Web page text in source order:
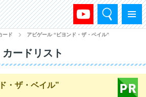
メニュー
検索
ード アビゲール “ビヨンド・ザ・ベイル”
カードリスト
・ザ・ベイル”